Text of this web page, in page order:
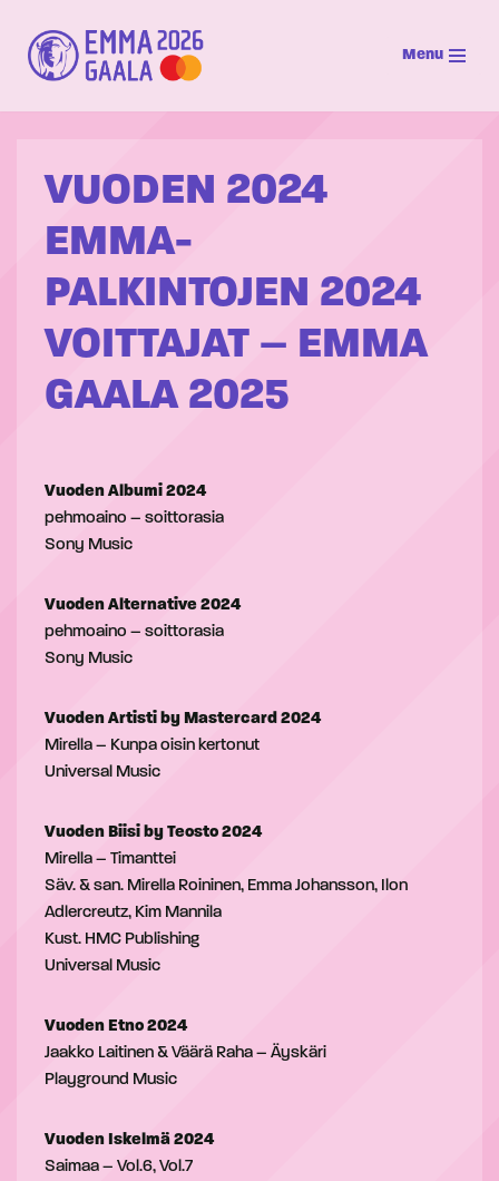
Siirry
suoraan
sisältöön
Menu
VUODEN 2024
EMMA-
PALKINTOJEN 2024
VOITTAJAT – EMMA
GAALA 2025
Vuoden Albumi 2024
pehmoaino – soittorasia
Sony Music
Vuoden Alternative 2024
pehmoaino – soittorasia
Sony Music
Vuoden Artisti by Mastercard 2024
Mirella – Kunpa oisin kertonut
Universal Music
Vuoden Biisi by Teosto 2024
Mirella – Timanttei
Säv. & san. Mirella Roininen, Emma Johansson, Ilon
Adlercreutz, Kim Mannila
Kust. HMC Publishing
Universal Music
Vuoden Etno 2024
Jaakko Laitinen & Väärä Raha – Äyskäri
Playground Music
Vuoden Iskelmä 2024
Saimaa – Vol.6, Vol.7